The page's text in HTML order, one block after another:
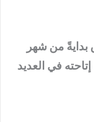
بدايةً من شهر
في العديد